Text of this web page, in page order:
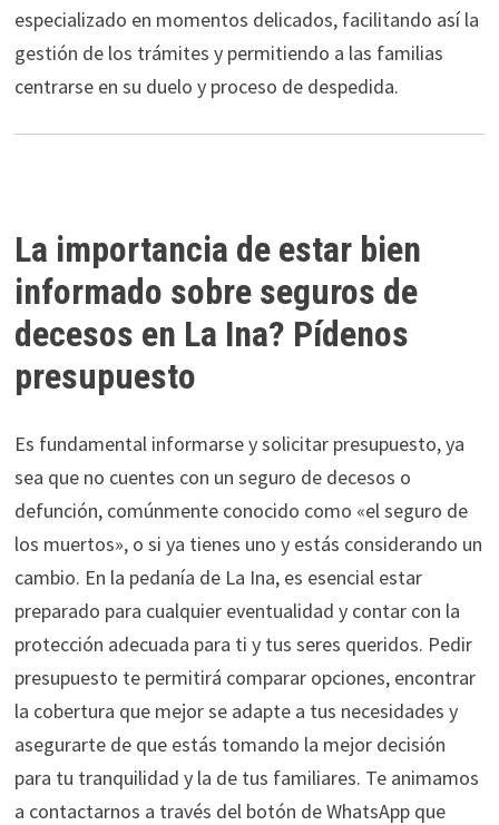
especializado en momentos delicados, facilitando así la
gestión de los trámites y permitiendo a las familias
centrarse en su duelo y proceso de despedida.
La importancia de estar bien
informado sobre seguros de
decesos en La Ina? Pídenos
presupuesto
Es fundamental informarse y solicitar presupuesto, ya
sea que no cuentes con un seguro de decesos o
defunción, comúnmente conocido como «el seguro de
los muertos», o si ya tienes uno y estás considerando un
cambio. En la pedanía de La Ina, es esencial estar
preparado para cualquier eventualidad y contar con la
protección adecuada para ti y tus seres queridos. Pedir
presupuesto te permitirá comparar opciones, encontrar
la cobertura que mejor se adapte a tus necesidades y
asegurarte de que estás tomando la mejor decisión
para tu tranquilidad y la de tus familiares. Te animamos
a contactarnos a través del botón de WhatsApp que